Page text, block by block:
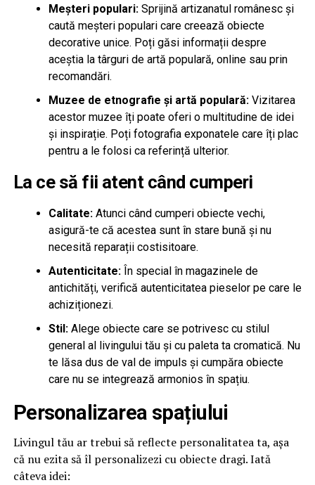
Meșteri populari:Sprijină artizanatul românesc și
caută meșteri populari care creează obiecte
decorative unice. Poți găsi informații despre
aceștia la târguri de artă populară, online sau prin
recomandări.
Muzee de etnografie și artă populară:Vizitarea
acestor muzee îți poate oferi o multitudine de idei
și inspirație. Poți fotografia exponatele care îți plac
pentru a le folosi ca referință ulterior.
La ce să fii atent când cumperi
Calitate:Atunci când cumperi obiecte vechi,
asigură-te că acestea sunt în stare bună și nu
necesită reparații costisitoare.
Autenticitate:În special în magazinele de
antichități, verifică autenticitatea pieselor pe care le
achiziționezi.
Stil:Alege obiecte care se potrivesc cu stilul
general al livingului tău și cu paleta ta cromatică. Nu
te lăsa dus de val de impuls și cumpăra obiecte
care nu se integrează armonios în spațiu.
Personalizarea spațiului
Livingul tău ar trebui să reflecte personalitatea ta, așa
că nu ezita să îl personalizezi cu obiecte dragi. Iată
câteva idei: